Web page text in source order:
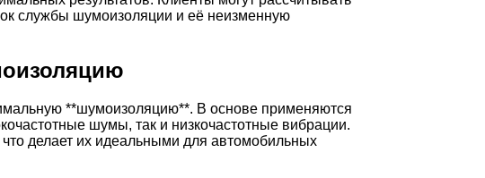
службы шумоизоляции и её неизменную
**шумоизоляцию**. В основе применяются
шумы, так и низкочастотные вибрации.
делает их идеальными для автомобильных